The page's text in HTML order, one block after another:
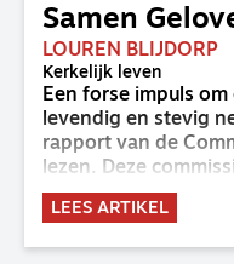
Samen
LOUREN BLIJDORP
Kerkelijk leven
Een forse impuls
levendig en stevig
rapport van de
lezen. Deze
van de GKv en NGK
synode van
LEES ARTIKEL